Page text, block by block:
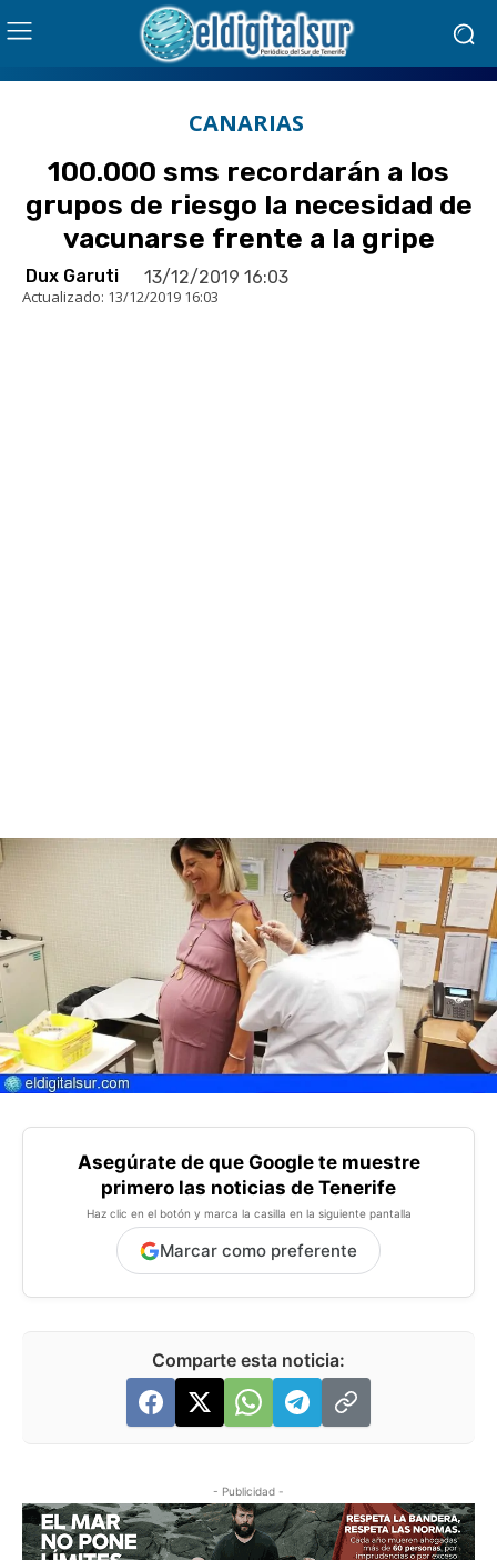
CANARIAS
100.000 sms recordarán a los
grupos de riesgo la necesidad de
vacunarse frente a la gripe
Dux Garuti 13/12/2019 16:03
Actualizado: 13/12/2019 16:03
Asegúrate de que Google te muestre
primero las noticias de Tenerife
Haz clic en el botón y marca la casilla en la siguiente pantalla
Marcar como preferente
Comparte esta noticia:
- Publicidad -